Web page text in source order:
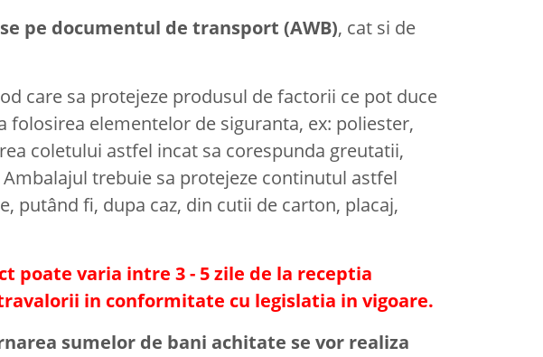
pe documentul de transport (AWB), cat si de
care sa protejeze produsul de factorii ce pot duce
elementelor de siguranta, ex: poliester,
coletului astfel incat sa corespunda greutatii,
trebuie sa protejeze continutul astfel
putând fi, dupa caz, din cutii de carton, placaj,
poate varia intre 3 - 5 zile de la receptia
in conformitate cu legislatia in vigoare.
sumelor de bani achitate se vor realiza